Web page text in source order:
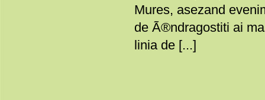
Mures, asezand
de Ã®ndragostiti ai
linia de [...]